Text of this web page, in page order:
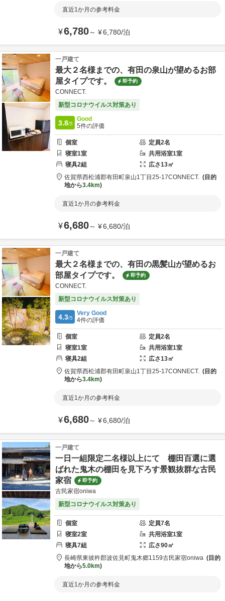
直近1か月の参考料金
¥6,780～ ¥6,780/泊
一戸建て
最大２名様までの、有田の泉山が望めるお部
屋タイプです。
即予約
CONNECT.
新型コロナウイルス対策あり
3.8/5
Good
5件の評価
個室 定員2名
寝室1室 共用浴室1室
寝具2組 広さ13㎡
佐賀県西松浦郡有田町泉山1丁目25-17CONNECT.
目的
地から3.4km
直近1か月の参考料金
¥6,680～ ¥6,680/泊
一戸建て
最大２名様までの、有田の黒髪山が望めるお
部屋タイプです。
即予約
CONNECT.
新型コロナウイルス対策あり
4.3/5
Very Good
4件の評価
個室 定員2名
寝室1室 共用浴室1室
寝具2組 広さ13㎡
佐賀県西松浦郡有田町泉山1丁目25-17CONNECT.
目的
地から3.4km
直近1か月の参考料金
¥6,680～ ¥6,680/泊
一戸建て
一日一組限定二名様以上にて 棚田百選に選
ばれた鬼木の棚田を見下ろす景観抜群な古民
家宿
即予約
古民家宿oniwa
新型コロナウイルス対策あり
個室 定員7名
寝室2室 共用浴室1室
寝具7組 広さ90㎡
長崎県東彼杵郡波佐見町鬼木郷1159古民家宿oniwa
目的
地から5.0km
直近1か月の参考料金